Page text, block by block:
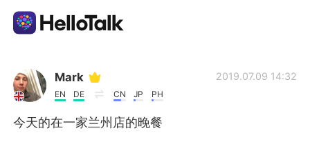
Ứng dụng trao đổi ngôn ngữ
AI Grammar Checker
Mark
EN DE CN JP PH
2019.07.09 14:32
今天的在一家兰州店的晚餐